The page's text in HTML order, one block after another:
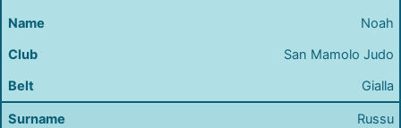
Noah
San Mamolo Judo
Gialla
Russu